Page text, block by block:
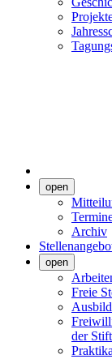
open
Archiv
open
Freie
der